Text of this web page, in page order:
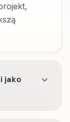
jako